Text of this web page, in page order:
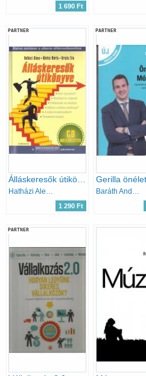
1 690 Ft
PARTNER
Hatházi Alexa; Kőrösi Márta; Krista Zita
1 290 Ft
PARTNER
Baráth András
PARTNER